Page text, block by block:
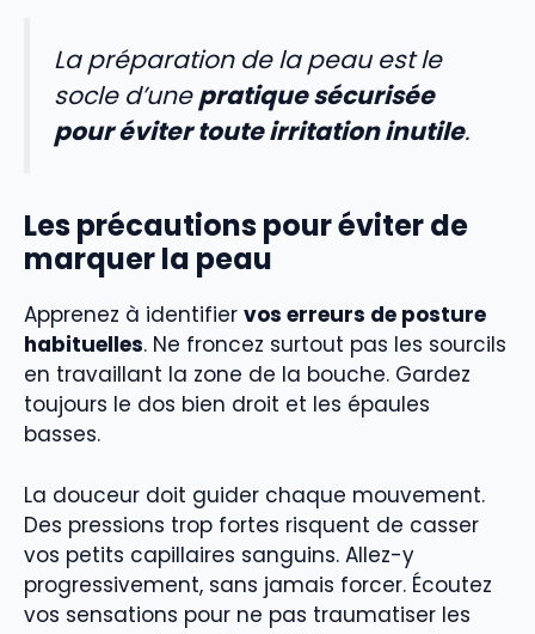
La préparation de la peau est le
socle d’unepratique sécurisée
pour éviter toute irritation inutile.
Les précautions pour éviter de
marquer la peau
Apprenez à identifier vos erreurs de posture
habituelles. Ne froncez surtout pas les sourcils
en travaillant la zone de la bouche. Gardez
toujours le dos bien droit et les épaules
basses.
La douceur doit guider chaque mouvement.
Des pressions trop fortes risquent de casser
vos petits capillaires sanguins. Allez-y
progressivement, sans jamais forcer. Écoutez
vos sensations pour ne pas traumatiser les